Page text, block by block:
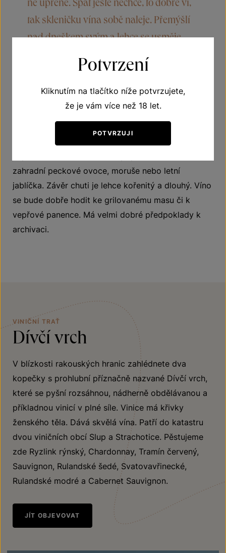
tak skleničku vína sobě naleje. Přemýšlí
nad dneškem svým a lehce se usměje.
O víně
Tramín červený v suché variantě potěší všechny
cukr. Ve vůni naleznete marcipán, narcisy, med. Chuť
zahradní peckové ovoce, moruše nebo letní
jablíčka. Závěr chuti je lehce kořenitý a dlouhý. Víno
se bude dobře hodit ke grilovanému masu či k
vepřové panence. Má velmi dobré předpoklady k
archivaci.
VINIČNÍ TRAŤ
Dívčí vrch
V blízkosti rakouských hranic zahlédnete dva
kopečky s prohlubní příznačně nazvané Dívčí vrch,
které se pyšní rozsáhnou, nádherně obdělávanou a
příkladnou vinicí v plné síle. Vinice má křivky
ženského těla. Dává skvělá vína. Patří do katastru
dvou viničních obcí Slup a Strachotice. Pěstujeme
zde Ryzlink rýnský, Chardonnay, Tramín červený,
Sauvignon, Rulandské šedé, Svatovavřinecké,
Rulandské modré a Cabernet Sauvignon.
JÍT OBJEVOVAT
Potvrzení
Kliknutím na tlačítko níže potvrzujete,
že je vám více než 18 let.
POTVRZUJI